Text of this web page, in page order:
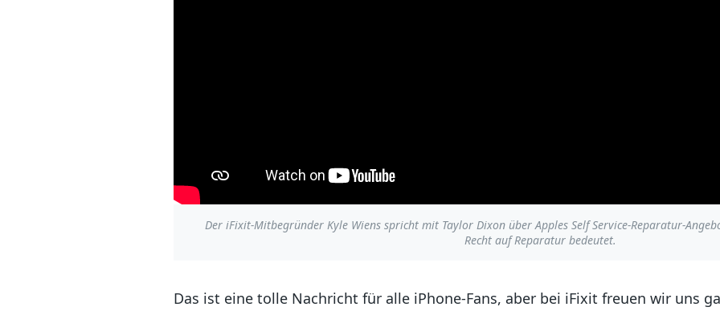
Der iFixit-Mitbegründer Kyle Wiens spricht mit Taylor Dixon über Apples Self Service-Reparatur-
Recht auf Reparatur bedeutet.
Das ist eine tolle Nachricht für alle iPhone-Fans, aber bei iFixit freuen wir uns